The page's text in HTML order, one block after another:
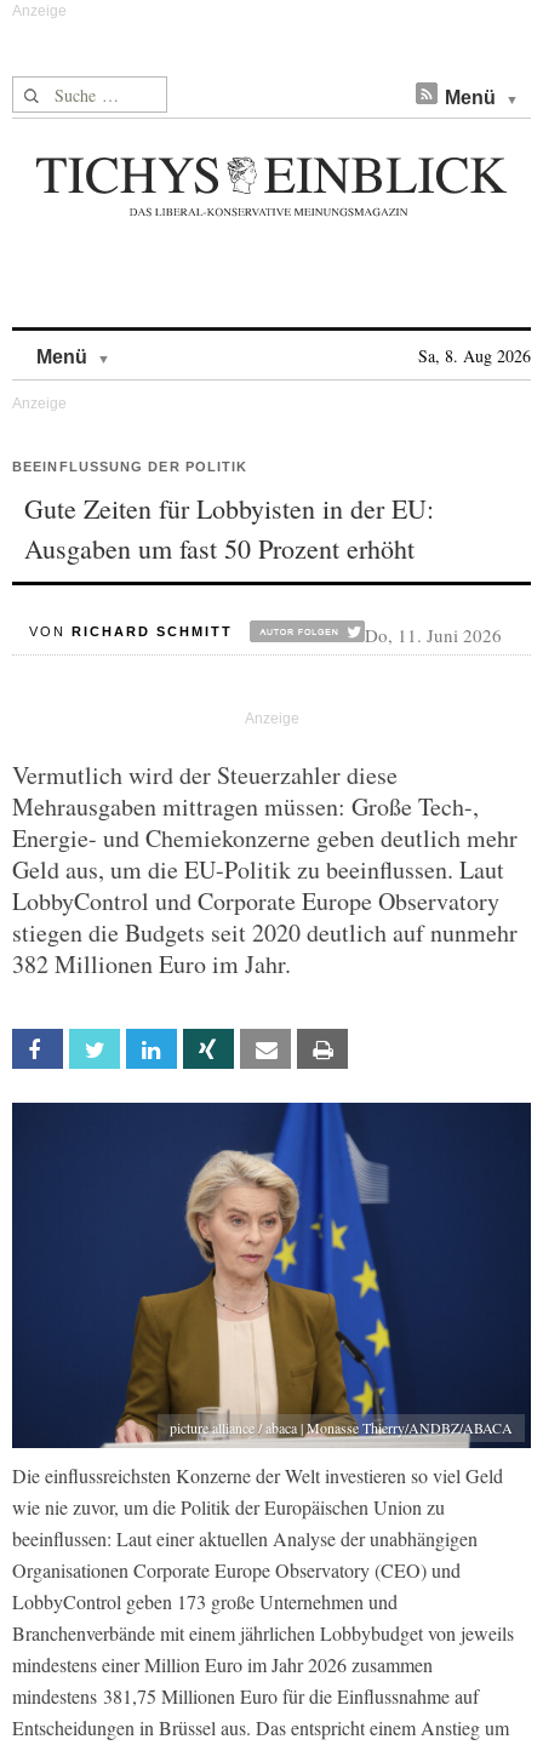
Suche nach: Menü
Menü Sa, 8. Aug 2026
BEEINFLUSSUNG DER POLITIK
Gute Zeiten für Lobbyisten in der EU:
Ausgaben um fast 50 Prozent erhöht
VON RICHARD SCHMITT Do, 11. Juni 2026
Vermutlich wird der Steuerzahler diese
Mehrausgaben mittragen müssen: Große Tech-,
Energie- und Chemiekonzerne geben deutlich mehr
Geld aus, um die EU-Politik zu beeinflussen. Laut
LobbyControl und Corporate Europe Observatory
stiegen die Budgets seit 2020 deutlich auf nunmehr
382 Millionen Euro im Jahr.
Facebook Twitter Linkedin Xing Email
picture alliance / abaca | Monasse Thierry/ANDBZ/ABACA
Die einflussreichsten Konzerne der Welt investieren so viel Geld
wie nie zuvor, um die Politik der Europäischen Union zu
beeinflussen: Laut einer aktuellen Analyse der unabhängigen
Organisationen Corporate Europe Observatory (CEO) und
LobbyControl geben 173 große Unternehmen und
Branchenverbände mit einem jährlichen Lobbybudget von jeweils
mindestens einer Million Euro im Jahr 2026 zusammen
mindestens 381,75 Millionen Euro für die Einflussnahme auf
Entscheidungen in Brüssel aus. Das entspricht einem Anstieg um